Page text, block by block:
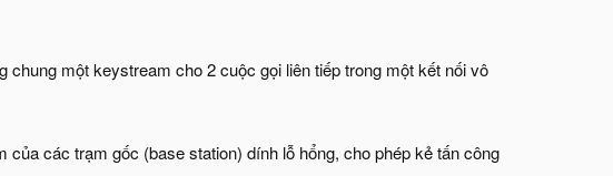
một keystream cho 2 cuộc gọi liên tiếp trong một kết nối vô
các trạm gốc (base station) dính lỗ hổng, cho phép kẻ tấn công